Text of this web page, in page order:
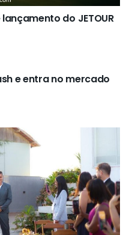
do JETOUR
e entra no mercado